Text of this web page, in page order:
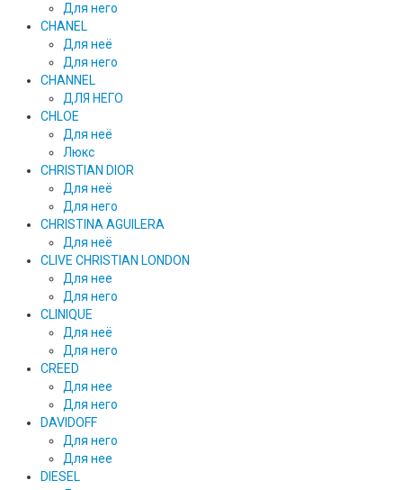
Для него
CHANEL
Для неё
Для него
CHANNEL
ДЛЯ НЕГО
CHLOE
Для неё
Люкс
CHRISTIAN DIOR
Для неё
Для него
CHRISTINA AGUILERA
Для неё
CLIVE CHRISTIAN LONDON
Для нее
Для него
CLINIQUE
Для неё
Для него
CREED
Для нее
Для него
DAVIDOFF
Для него
Для нее
DIESEL